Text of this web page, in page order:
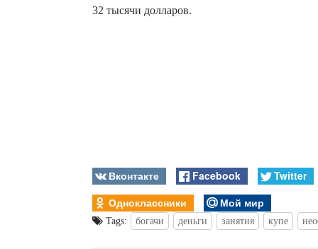
32 тысячи долларов.
Вконтакте Facebook
Twitter
Одноклассники
Мой мир
Tags: богачи деньги занятия купе